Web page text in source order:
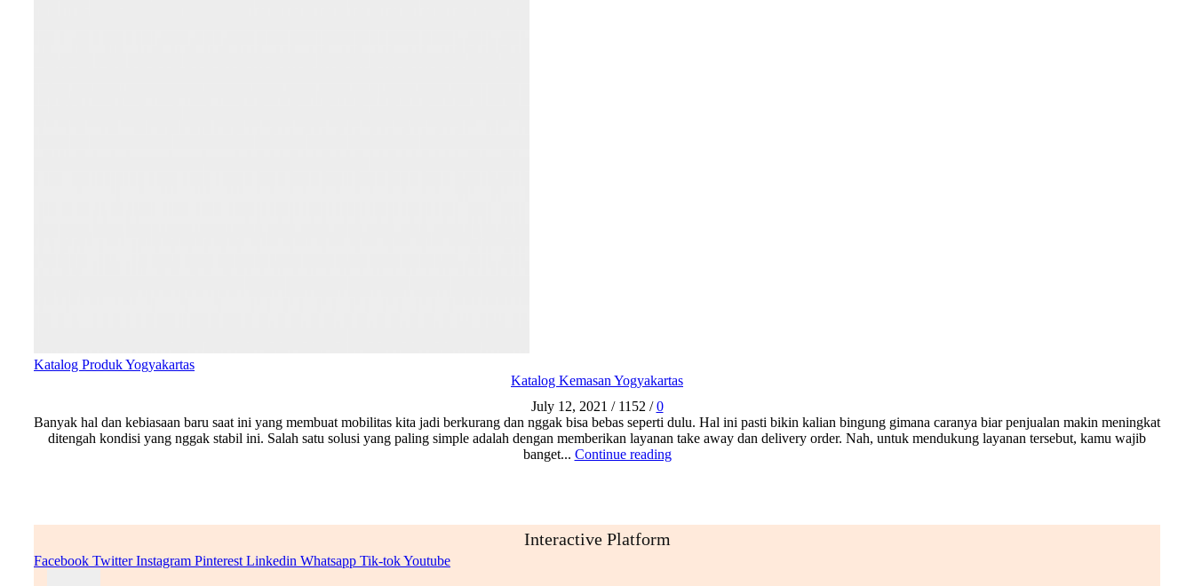
Katalog Produk Yogyakartas
Katalog Kemasan Yogyakartas
July 12, 2021 / 1152 / 0
Banyak hal dan kebiasaan baru saat ini yang membuat mobilitas kita jadi berkurang dan nggak bisa bebas seperti dulu. Hal ini pasti bikin kalian bingung gimana caranya biar penjualan makin meningkat
ditengah kondisi yang nggak stabil ini. Salah satu solusi yang paling simple adalah dengan memberikan layanan take away dan delivery order. Nah, untuk mendukung layanan tersebut, kamu wajib
banget... Continue reading
Interactive Platform
Facebook Twitter Instagram Pinterest Linkedin Whatsapp Tik-tokYoutube